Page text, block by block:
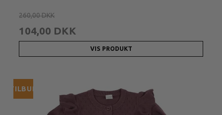
260,00 DKK
104,00 DKK
VIS PRODUKT
TILBUD